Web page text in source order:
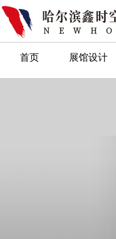
首页 展馆设计